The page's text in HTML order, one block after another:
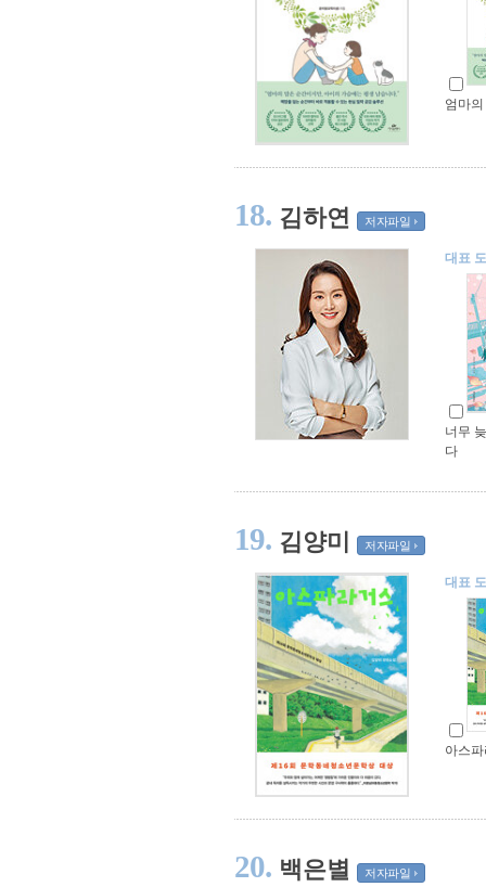
엄마
18. 김하연 저자파일
대표
너무
다
19. 김양미 저자파일
대표
아스
20. 백은별 저자파일